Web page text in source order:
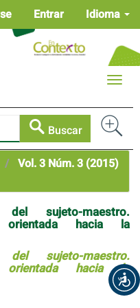
Idioma
Entrar
Buscar
Toggle
Vol. 3 Núm. 3 (2015)
del sujeto-maestro.
orientada hacia la
del sujeto-maestro.
orientada hacia la